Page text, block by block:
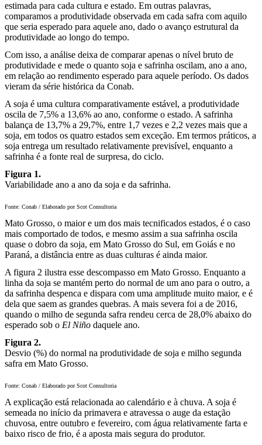
estimada para cada cultura e estado. Em outras palavras,
comparamos a produtividade observada em cada safra com aquilo
que seria esperado para aquele ano, dado o avanço estrutural da
produtividade ao longo do tempo.
Com isso, a análise deixa de comparar apenas o nível bruto de
produtividade e mede o quanto soja e safrinha oscilam, ano a ano,
em relação ao rendimento esperado para aquele período. Os dados
vieram da série histórica da Conab.
A soja é uma cultura comparativamente estável, a produtividade
oscila de 7,5% a 13,6% ao ano, conforme o estado. A safrinha
balança de 13,7% a 29,7%, entre 1,7 vezes e 2,2 vezes mais que a
soja, em todos os quatro estados sem exceção. Em termos práticos, a
soja entrega um resultado relativamente previsível, enquanto a
safrinha é a fonte real de surpresa, do ciclo.
Figura 1.
Variabilidade ano a ano da soja e da safrinha.
Fonte: Conab / Elaborado por Scot Consultoria
Mato Grosso, o maior e um dos mais tecnificados estados, é o caso
mais comportado de todos, e mesmo assim a sua safrinha oscila
quase o dobro da soja, em Mato Grosso do Sul, em Goiás e no
Paraná, a distância entre as duas culturas é ainda maior.
A figura 2 ilustra esse descompasso em Mato Grosso. Enquanto a
linha da soja se mantém perto do normal de um ano para o outro, a
da safrinha despenca e dispara com uma amplitude muito maior, e é
dela que saem as grandes quebras. A mais severa foi a de 2016,
quando o milho de segunda safra rendeu cerca de 28,0% abaixo do
esperado sob o El Niño daquele ano.
Figura 2.
Desvio (%) do normal na produtividade de soja e milho segunda
safra em Mato Grosso.
Fonte: Conab / Elaborado por Scot Consultoria
A explicação está relacionada ao calendário e à chuva. A soja é
semeada no início da primavera e atravessa o auge da estação
chuvosa, entre outubro e fevereiro, com água relativamente farta e
baixo risco de frio, é a aposta mais segura do produtor.